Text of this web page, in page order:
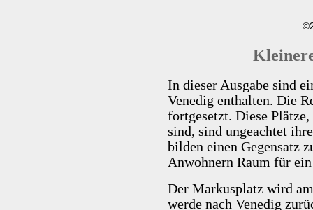
In dieser Ausgabe sind
Venedig enthalten. Die
fortgesetzt. Diese
sind, sind ungeachtet
bilden einen Gegensatz
Anwohnern Raum für
Der Markusplatz wird
werde nach Venedig